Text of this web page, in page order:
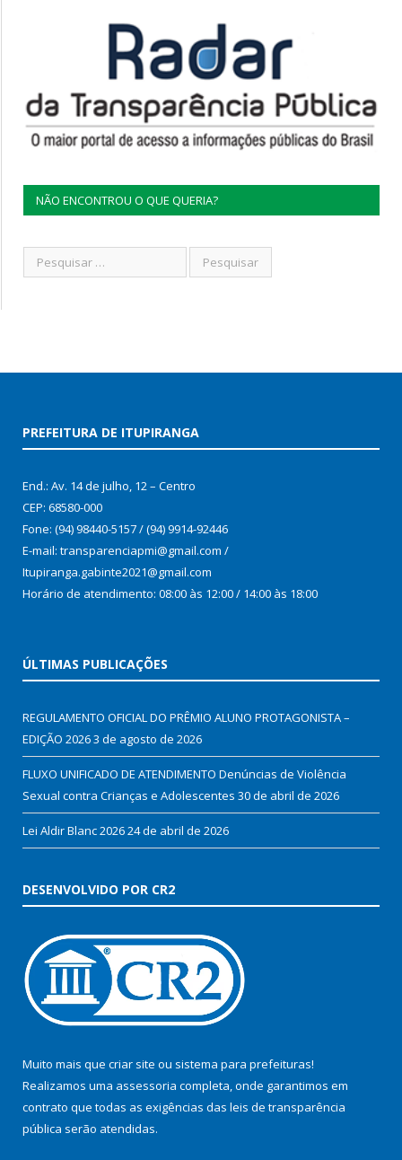
NÃO ENCONTROU O QUE QUERIA?
PREFEITURA DE ITUPIRANGA
End.: Av. 14 de julho, 12 – Centro
CEP: 68580-000
Fone: (94) 98440-5157 / (94) 9914-92446
E-mail: transparenciapmi@gmail.com /
Itupiranga.gabinte2021@gmail.com
Horário de atendimento: 08:00 às 12:00 / 14:00 às 18:00
ÚLTIMAS PUBLICAÇÕES
REGULAMENTO OFICIAL DO PRÊMIO ALUNO PROTAGONISTA –
EDIÇÃO 20263 de agosto de 2026
FLUXO UNIFICADO DE ATENDIMENTO Denúncias de Violência
Sexual contra Crianças e Adolescentes 30 de abril de 2026
Lei Aldir Blanc 202624 de abril de 2026
DESENVOLVIDO POR CR2
Muito mais que criar site ou sistema para prefeituras!
Realizamos uma assessoria completa, onde garantimos em
contrato que todas as exigências das leis de transparência
pública serão atendidas.